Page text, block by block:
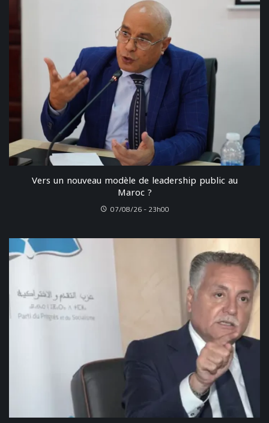
Vers un nouveau modèle de leadership public au
Maroc ?
07/08/26 - 23h00